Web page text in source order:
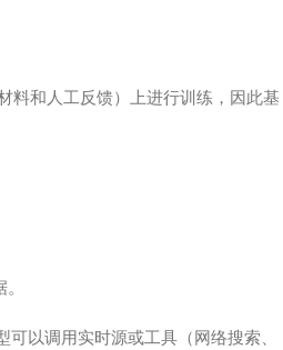
料和人工反馈）上进行训练，因此基
以调用实时源或工具（网络搜索、